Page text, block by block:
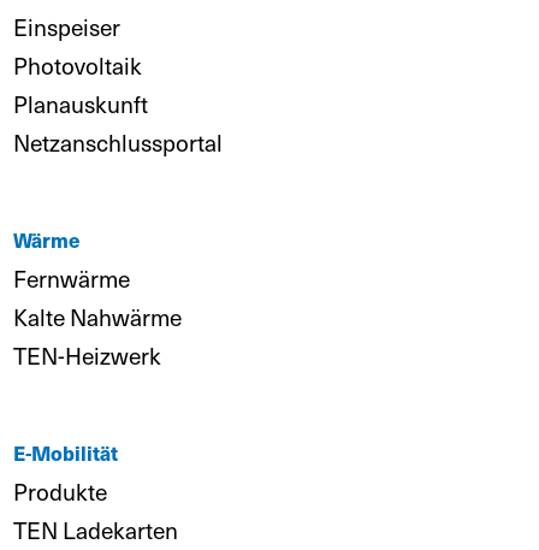
Einspeiser
Photovoltaik
Planauskunft
Netzanschlussportal
Wärme
Fernwärme
Kalte Nahwärme
TEN-Heizwerk
E-Mobilität
Produkte
TEN Ladekarten